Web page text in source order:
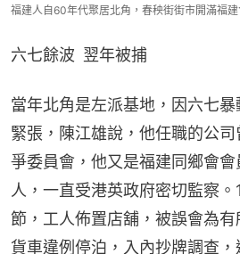
福建人自60年代聚居北角，春秧街街市開滿福建
六七餘波 翌年被捕
當年北角是左派基地，因六七
緊張，陳江雄說，他任職的公
爭委員會，他又是福建同鄉會
人，一直受港英政府密切監察
節，工人佈置店舖，被誤會為
貨車違例停泊，入內抄牌調查